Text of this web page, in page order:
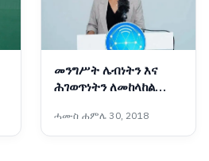
መንግሥት ሌብነትን እና
ሕገወጥነትን ለመከላከል
- የመንግሥት ኮሙኒኬሽን
አገልግሎት
ሓሙስ ሐምሌ 30, 2018